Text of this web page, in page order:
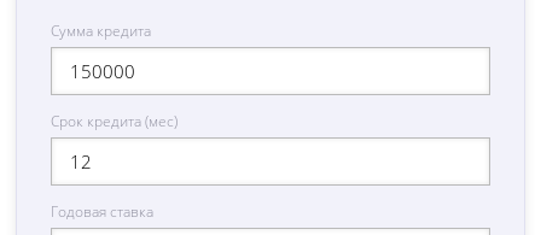
Сумма кредита
Срок кредита (мес)
Годовая ставка